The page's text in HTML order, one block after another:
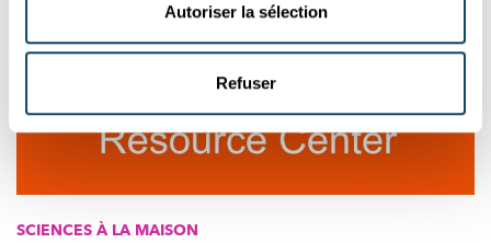
Autoriser la sélection
Refuser
SCIENCES À LA MAISON